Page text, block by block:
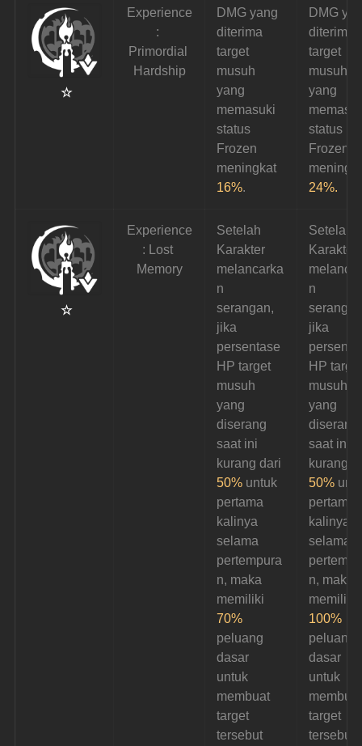
☆
Experience
:
Primordial
Hardship
DMG yang
diterima
target
musuh
yang
memasuki
status
Frozen
meningkat
16%.
DMG
diterima
target
musuh
yang
status
Frozen
24%.
☆
Experience
: Lost
Memory
Setelah
Karakter
melancarka
n
serangan,
jika
persentase
HP target
musuh
yang
diserang
saat ini
kurang dari
50% untuk
pertama
kalinya
selama
pertempura
n, maka
memiliki
70%
peluang
dasar
untuk
membuat
target
tersebut
Setelah
Karakter
n
jika
HP
musuh
yang
diserang
saat ini
kurang
50%
pertama
kalinya
selama
n, maka
memiliki
100%
peluang
dasar
untuk
target
tersebut